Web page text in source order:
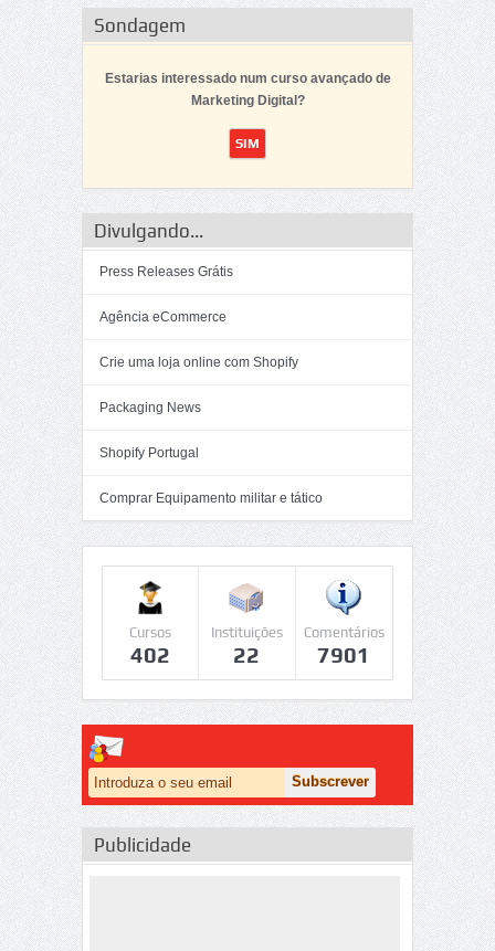
Sondagem
Estarias interessado num curso avançado de
Marketing Digital?
Divulgando...
Press Releases Grátis
Agência eCommerce
Crie uma loja online com Shopify
Packaging News
Shopify Portugal
Comprar Equipamento militar e tático
Cursos
402
Instituições
22
Comentários
7901
Publicidade